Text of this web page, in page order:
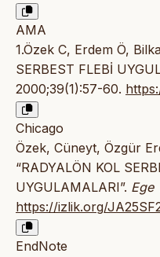
AMA
1.Özek C, Erdem Ö,
SERBEST FLEBİ
2000;39(1):57-60.
Chicago
Özek, Cüneyt, Özgür
“RADYALÖN KOL
UYGULAMALARI”. Ege
https://izlik.org/
EndNote